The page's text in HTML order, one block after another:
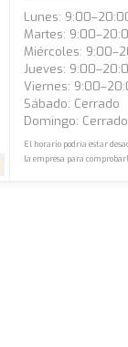
Lunes:
Martes:
Miércoles:
Jueves:
Viernes:
Sábado: Cerrado
Domingo: Cerrado
El horario podría estar
la empresa para